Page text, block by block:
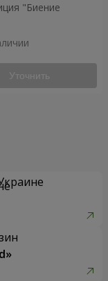
"Биение
Уточнить